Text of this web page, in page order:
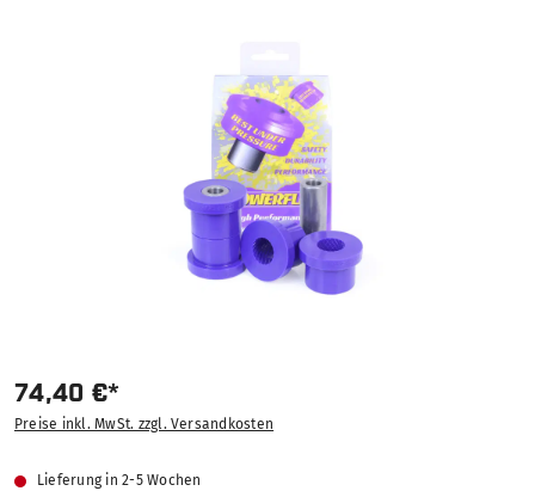
74,40 €*
Preise inkl. MwSt. zzgl. Versandkosten
Lieferung in 2-5 Wochen